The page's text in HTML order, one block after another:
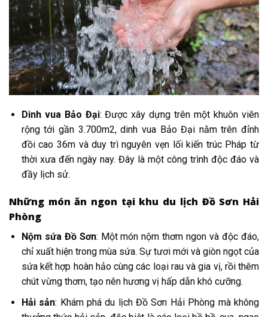
Dinh vua Bảo Đại: Được xây dựng trên một khuôn viên
rộng tới gần 3.700m2, dinh vua Bảo Đại nằm trên đỉnh
đồi cao 36m và duy trì nguyên vẹn lối kiến trúc Pháp từ
thời xưa đến ngày nay. Đây là một công trình độc đáo và
đầy lịch sử.
Những món ăn ngon tại khu du lịch Đồ Sơn Hải
Phòng
Nộm sứa Đồ Sơn: Một món nộm thơm ngon và độc đáo,
chỉ xuất hiện trong mùa sứa. Sự tươi mới và giòn ngọt của
sứa kết hợp hoàn hảo cùng các loại rau và gia vị, rồi thêm
chút vừng thơm, tạo nên hương vị hấp dẫn khó cưỡng.
Hải sản: Khám phá du lịch Đồ Sơn Hải Phòng mà không